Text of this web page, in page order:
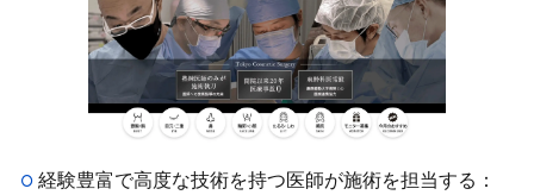
経験豊富で高度な技術を持つ医師が施術を担当する：